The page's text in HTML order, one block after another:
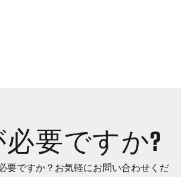
要ですか?
要ですか？お気軽にお問い合わせくだ